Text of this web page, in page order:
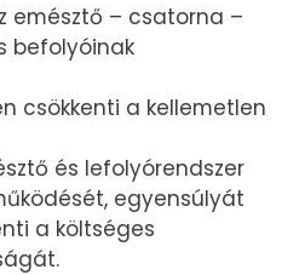
emésztő – csatorna –
befolyóinak
csökkenti a kellemetlen
és lefolyórendszer
egyensúlyát
a költséges